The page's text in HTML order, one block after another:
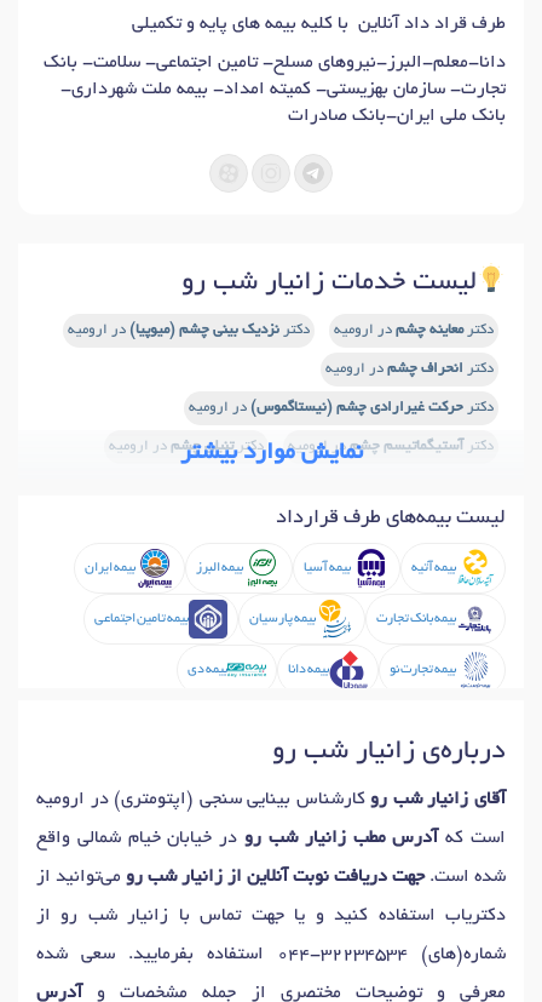
طرف قراد داد آنلاین با کلیه بیمه های پایه و تکمیلی
دانا-معلم-البرز-نیروهای مسلح- تامین اجتماعی- سلامت- بانک
تجارت- سازمان بهزیستی- کمیته امداد- بیمه ملت شهرداری-
بانک ملی ایران-بانک صادرات
لیست خدمات زانیار شب رو
دکترمعاینه چشم در ارومیه دکتر نزدیک بینی چشم (میوپیا) در ارومیه
دکتر انحراف چشم در ارومیه
دکتر حرکت غیرارادی چشم (نیستاگموس) در ارومیه
دکتر آستیگماتیسم چشمدر ارومیه دکترتنبلی چشم در ارومیه نمایش موارد بیشتر
لیست بیمه‌های طرف قرارداد
بیمه آتیه بیمه آسیا بیمه البرز بیمه ایران
بیمه بانک تجارت بیمه پارسیان بیمه تامین اجتماعی
بیمه تجارت نو بیمه دانا بیمه دی
درباره‌ی زانیار شب رو
آقای زانیار شب رو کارشناس بینایی سنجی (اپتومتری) در ارومیه
است که آدرس مطب زانیار شب رو در خیابان خیام شمالی واقع
شده است.جهت دریافت نوبت آنلاین از زانیار شب رو می‌توانید از
دکتریاب استفاده کنید و یا جهت تماس با زانیار شب رو از
شماره(های) 044-32234534
استفاده بفرمایید. سعی شده
معرفی و توضیحات مختصری از جمله مشخصات و آدرس